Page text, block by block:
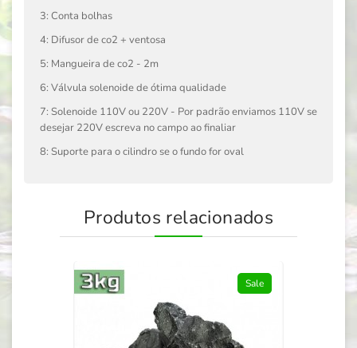
3: Conta bolhas
4: Difusor de co2 + ventosa
5: Mangueira de co2 - 2m
6: Válvula solenoide de ótima qualidade
7: Solenoide 110V ou 220V - Por padrão enviamos 110V se
desejar 220V escreva no campo ao finaliar
8: Suporte para o cilindro se o fundo for oval
Produtos relacionados
Sale